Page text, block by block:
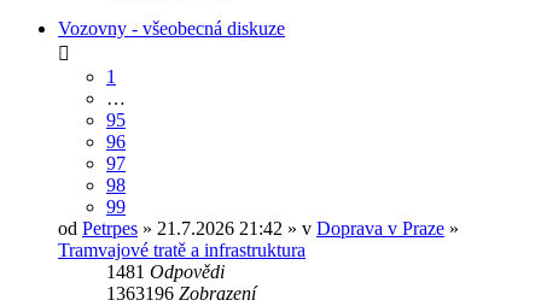
Vozovny - všeobecná diskuze
1
…
95
96
97
98
99
od Petrpes » 21.7.2026 21:42 » v Doprava v Praze »
Tramvajové tratě a infrastruktura
1481 Odpovědi
1363196 Zobrazení